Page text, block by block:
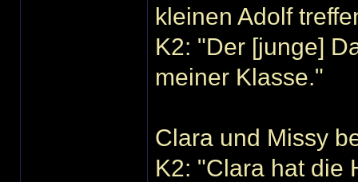
kleinen Adolf
K2: "Der [junge]
meiner Klasse."
Clara und Missy
K2: "Clara hat die